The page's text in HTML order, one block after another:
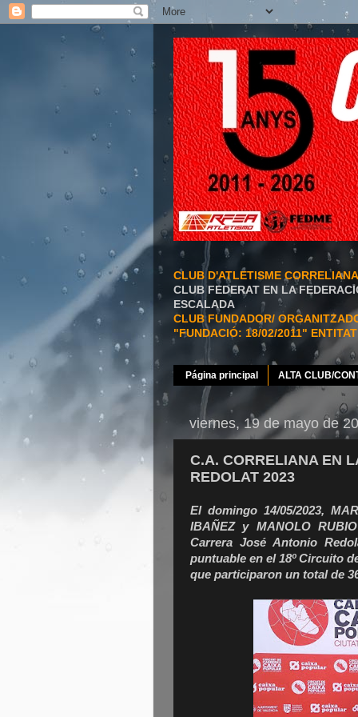
CLUB D'ATLETISME CORRELIANA
CLUB FEDERAT EN LA
ESCALADA
CLUB FUNDADOR/
"FUNDACIÓ: 18/02/2011"
Página principal ALTA CLUB/
viernes, 19 de mayo de
C.A. CORRELIANA EN
REDOLAT 2023
El domingo 14/05/2023,
IBAÑEZ y MANOLO
Carrera José Antonio
puntuable en el 18º Circuito
que participaron un total de